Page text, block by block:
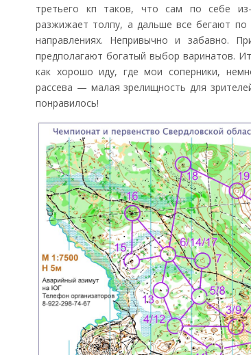
третьего кп таков, что сам по себе
разжижает толпу, а дальше все бегают
направлениях. Непривычно и забавно.
предполагают богатый выбор варинатов.
как хорошо иду, где мои соперники,
рассева — малая зрелищность для
понравилось!